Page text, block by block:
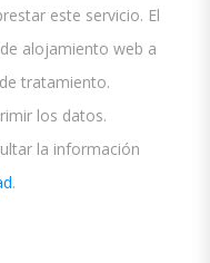
este servicio. El
alojamiento web a
tratamiento.
los datos.
la información
.